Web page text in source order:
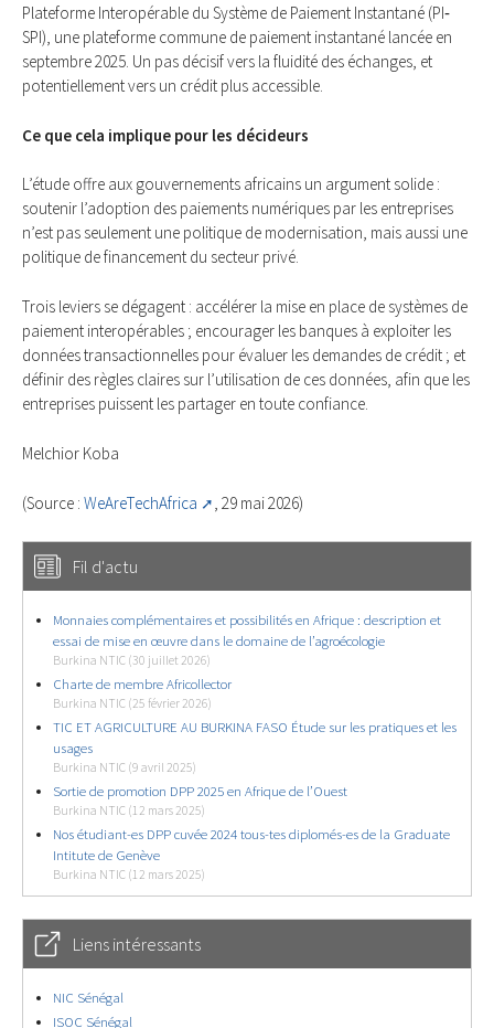
Plateforme Interopérable du Système de Paiement Instantané (PI‐
SPI), une plateforme commune de paiement instantané lancée en
septembre 2025. Un pas décisif vers la fluidité des échanges, et
potentiellement vers un crédit plus accessible.
Ce que cela implique pour les décideurs
L’étude offre aux gouvernements africains un argument solide :
soutenir l’adoption des paiements numériques par les entreprises
n’est pas seulement une politique de modernisation, mais aussi une
politique de financement du secteur privé.
Trois leviers se dégagent : accélérer la mise en place de systèmes de
paiement interopérables ; encourager les banques à exploiter les
données transactionnelles pour évaluer les demandes de crédit ; et
définir des règles claires sur l’utilisation de ces données, afin que les
entreprises puissent les partager en toute confiance.
Melchior Koba
(Source : WeAreTechAfrica , 29 mai 2026)
Fil d'actu
Monnaies complémentaires et possibilités en Afrique : description et
essai de mise en œuvre dans le domaine de l’agroécologie
Burkina NTIC (30 juillet 2026)
Charte de membre Africollector
Burkina NTIC (25 février 2026)
TIC ET AGRICULTURE AU BURKINA FASO Étude sur les pratiques et les
usages
Burkina NTIC (9 avril 2025)
Sortie de promotion DPP 2025 en Afrique de l’Ouest
Burkina NTIC (12 mars 2025)
Nos étudiant-es DPP cuvée 2024 tous-tes diplomés-es de la Graduate
Intitute de Genève
Burkina NTIC (12 mars 2025)
Liens intéressants
NIC Sénégal
ISOC Sénégal